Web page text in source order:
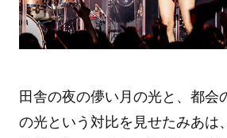
田舎の夜の儚い月の光と、都会
の光という対比を見せたみあは